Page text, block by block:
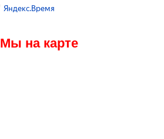
Мы на карте